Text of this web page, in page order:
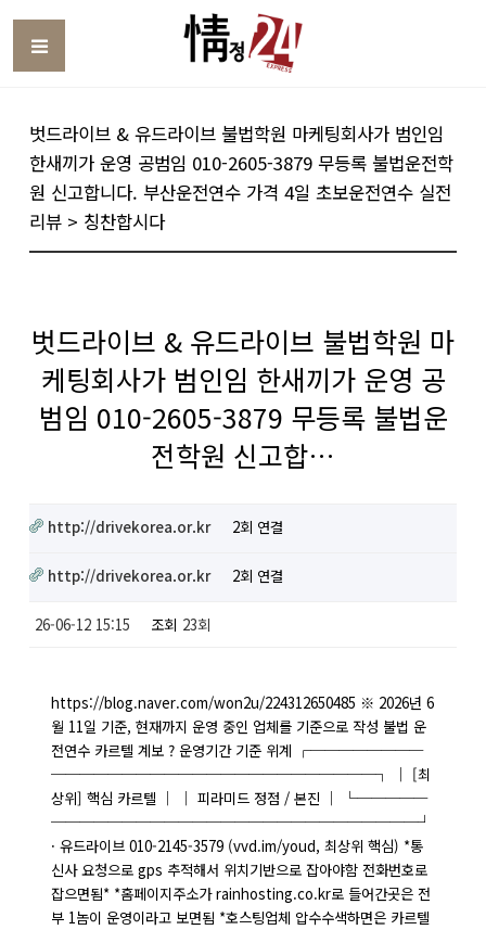
벗드라이브 & 유드라이브 불법학원 마케팅회사가 범인임
한새끼가 운영 공범임 010-2605-3879 무등록 불법운전학
원 신고합니다. 부산운전연수 가격 4일 초보운전연수 실전
리뷰 > 칭찬합시다
벗드라이브 & 유드라이브 불법학원 마
케팅회사가 범인임 한새끼가 운영 공
범임 010-2605-3879 무등록 불법운
전학원 신고합…
http://drivekorea.or.kr 2회 연결
http://drivekorea.or.kr 2회 연결
26-06-12 15:15 조회 23회
https://blog.naver.com/won2u/224312650485 ※ 2026년 6
월 11일 기준, 현재까지 운영 중인 업체를 기준으로 작성 불법 운
전연수 카르텔 계보 ? 운영기간 기준 위계 ┌────────
───────────────────────┐ │ [최
상위] 핵심 카르텔 │ │ 피라미드 정점 / 본진 │ └─────
──────────────────────────┘
· 유드라이브 010-2145-3579 (vvd.im/youd, 최상위 핵심) *통
신사 요청으로 gps 추적해서 위치기반으로 잡아야함 전화번호로
잡으면됨* *홈페이지주소가 rainhosting.co.kr로 들어간곳은 전
부 1놈이 운영이라고 보면됨 *호스팅업체 압수수색하면은 카르텔